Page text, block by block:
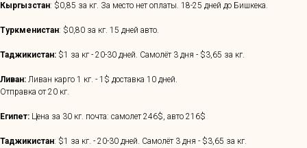
Кыргызстан: $0,85 за кг. За место нет оплаты. 18-25 дней до Бишкека.
Туркменистан: $0,80 за кг. 15 дней авто.
Таджикистан: $1 за кг - 20-30 дней. Самолёт 3 дня - $3,65 за кг.
Ливан: Ливан карго 1 кг. - 1$ доставка 10 дней.
Отправка от 20 кг.
Египет: Цена за 30 кг. почта: самолет 246$, авто 216$
Таджикистан: $1 за кг. - 20-30 дней. Самолёт 3 дня - $3,65 за кг.